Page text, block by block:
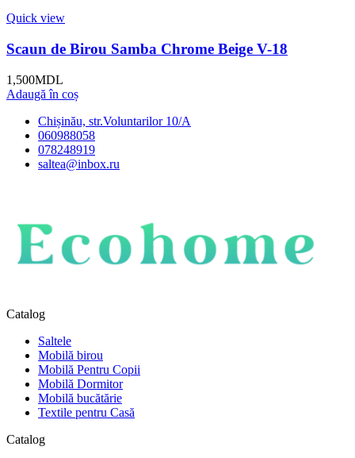
Quick view
Scaun de Birou Samba Chrome Beige V-18
1,500MDL
Adaugă în coș
Chișinău, str.Voluntarilor 10/A
060988058
078248919
saltea@inbox.ru
Catalog
Saltele
Mobilă birou
Mobilă Pentru Copii
Mobilă Dormitor
Mobilă bucătărie
Textile pentru Casă
Catalog